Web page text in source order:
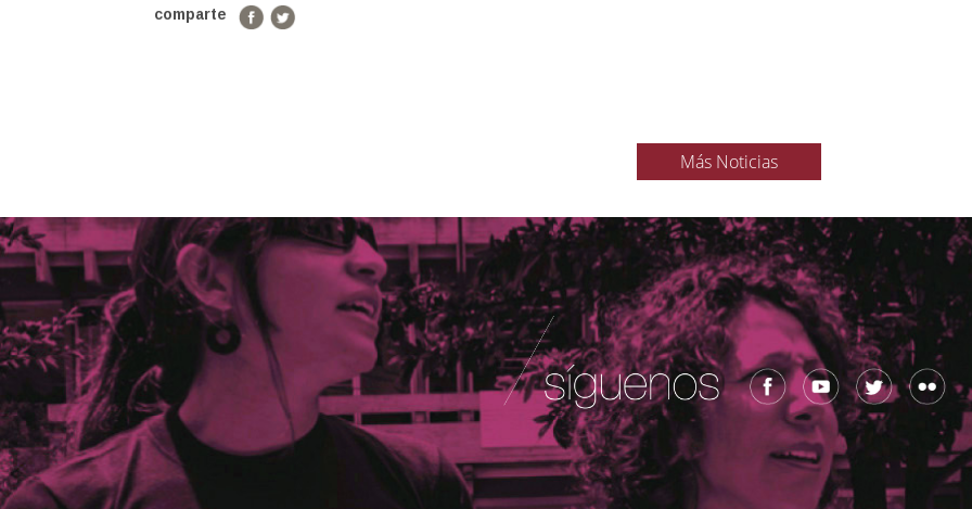
comparte
Más Noticias